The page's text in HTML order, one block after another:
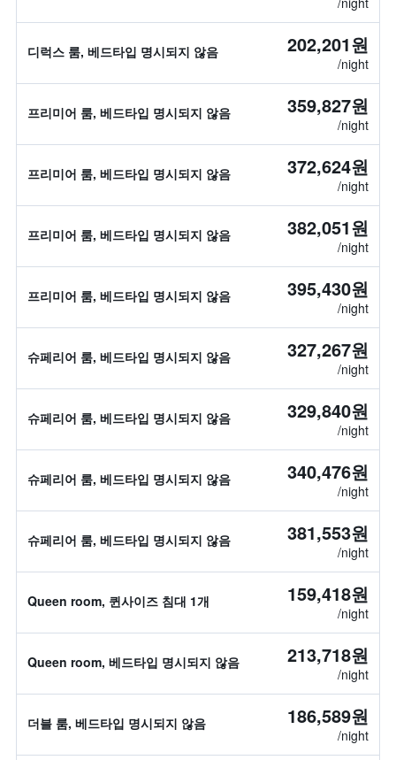
디럭스 룸, 베드타입 명시되지 않음 202,201원
/night
프리미어 룸, 베드타입 명시되지 않음 359,827원
/night
프리미어 룸, 베드타입 명시되지 않음 372,624원
/night
프리미어 룸, 베드타입 명시되지 않음 382,051원
/night
프리미어 룸, 베드타입 명시되지 않음 395,430원
/night
슈페리어 룸, 베드타입 명시되지 않음 327,267원
/night
슈페리어 룸, 베드타입 명시되지 않음 329,840원
/night
슈페리어 룸, 베드타입 명시되지 않음 340,476원
/night
슈페리어 룸, 베드타입 명시되지 않음 381,553원
/night
Queen room, 퀸사이즈 침대 1개 159,418원
/night
Queen room, 베드타입 명시되지 않음 213,718원
/night
더블 룸, 베드타입 명시되지 않음 186,589원
/night